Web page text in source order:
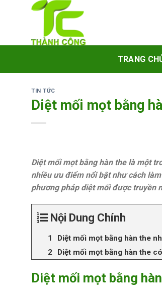
TRANG
TIN TỨC
Diệt mối mọt bằng
Diệt mối mọt bằng hàn the là một
nhiều ưu điểm nổi bật như cách
phương pháp diệt mối được truyền
Nội Dung Chính
Diệt mối mọt bằng hàn the
Diệt mối mọt bằng hàn the
Diệt mối mọt bằng